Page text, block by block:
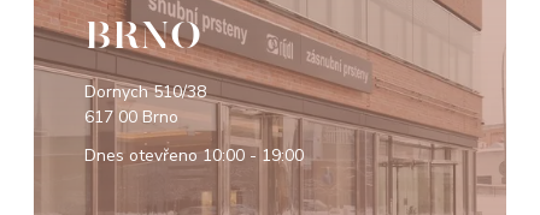
BRNO
Dornych 510/38
617 00 Brno
Dnes otevřeno10:00 - 19:00